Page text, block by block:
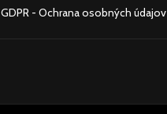
GDPR - Ochrana osobných údajov